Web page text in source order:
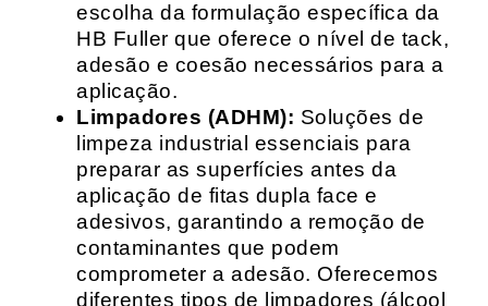
escolha da formulação específica da
HB Fuller que oferece o nível de tack,
adesão e coesão necessários para a
aplicação.
Limpadores (ADHM): Soluções de
limpeza industrial essenciais para
preparar as superfícies antes da
aplicação de fitas dupla face e
adesivos, garantindo a remoção de
contaminantes que podem
comprometer a adesão. Oferecemos
diferentes tipos de limpadores (álcool